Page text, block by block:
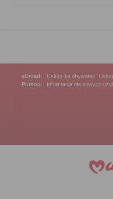
eUrząd: Usługi dla obywateli
Pomoc:
Informacja dla nowych